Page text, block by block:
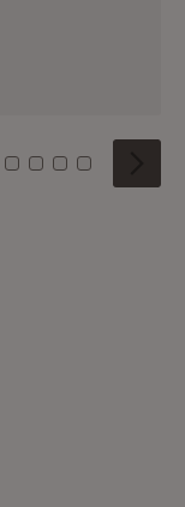
7 8 9
Kachel: 10
Zu Kachel: 11
Zu Kachel: 12
Zu Kachel:
Zu